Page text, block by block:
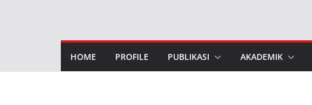
HOME PROFILE PUBLIKASI AKADEMIK